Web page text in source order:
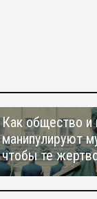
Как общество и
манипулируют
чтобы те